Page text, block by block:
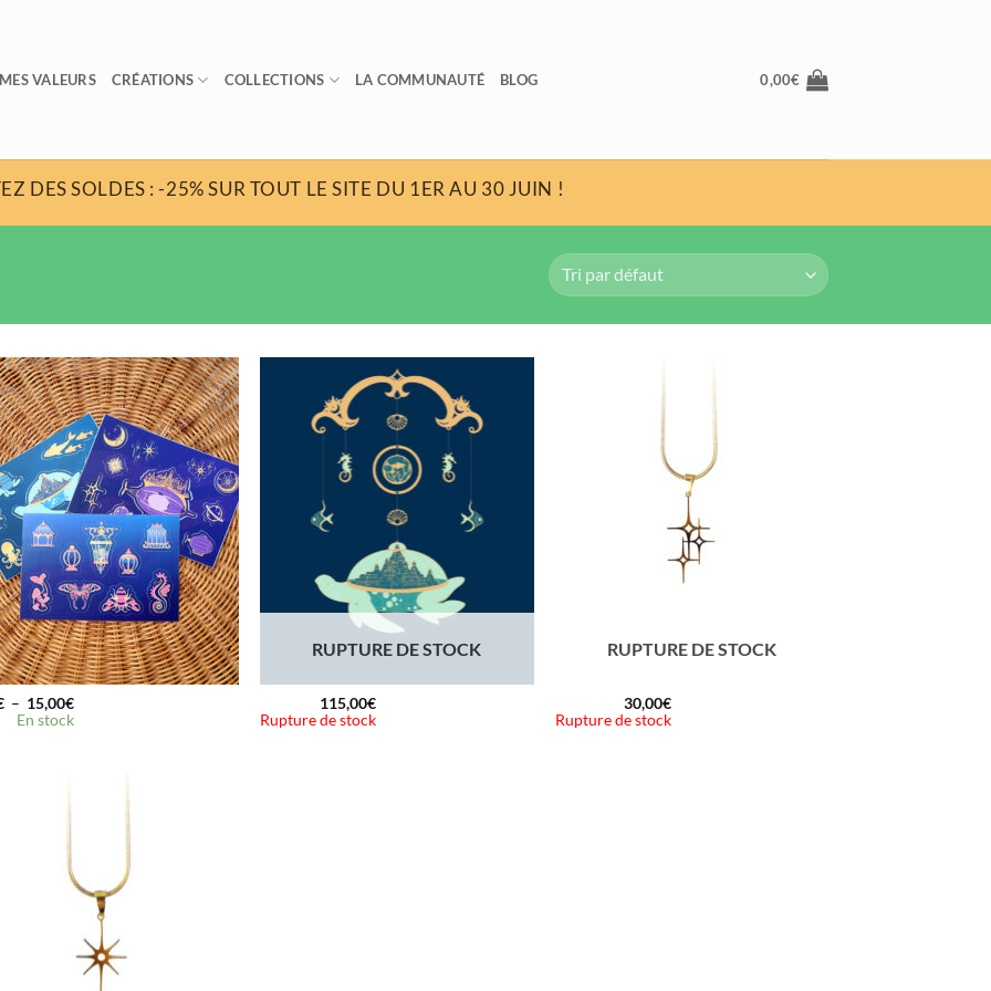
MES VALEURS CRÉATIONS COLLECTIONS LA COMMUNAUTÉ BLOG 0,00€
DES SOLDES : -25% SUR TOUT LE SITE DU 1ER AU 30 JUIN !
Ajouter
à la
wishlist
– 15,00€Plage
de
En stock
Ajouter
RUPTURE DE STOCK
115,00€
Rupture de stock
RUPTURE DE STOCK
30,00€
Rupture de stock